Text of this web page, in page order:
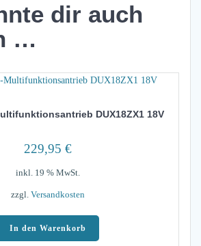
dir auch
…
DUX18ZX1 18V
229,95 €
inkl. 19 % MwSt.
zzgl. Versandkosten
In den Warenkorb